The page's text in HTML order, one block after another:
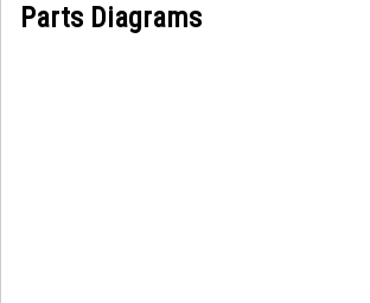
Parts Diagrams